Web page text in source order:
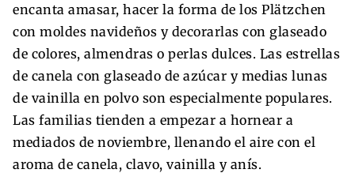
encanta amasar, hacer la forma de los Plätzchen
con moldes navideños y decorarlas con glaseado
de colores, almendras o perlas dulces. Las estrellas
de canela con glaseado de azúcar y medias lunas
de vainilla en polvo son especialmente populares.
Las familias tienden a empezar a hornear a
mediados de noviembre, llenando el aire con el
aroma de canela, clavo, vainilla y anís.